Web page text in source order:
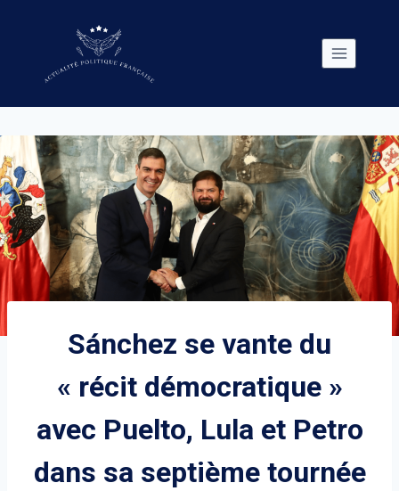
Sánchez se vante du
« récit démocratique »
avec Puelto, Lula et Petro
dans sa septième tournée